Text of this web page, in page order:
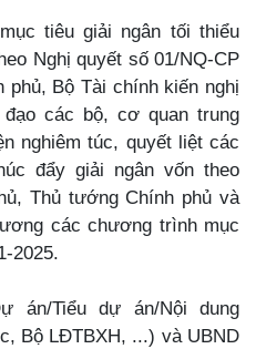
tiêu giải ngân tối thiểu
Nghị quyết số 01/NQ-CP
phủ, Bộ Tài chính kiến nghị
các bộ, cơ quan trung
nghiêm túc, quyết liệt các
đẩy giải ngân vốn theo
Thủ tướng Chính phủ và
các chương trình mục
2025.
án/Tiểu dự án/Nội dung
Bộ LĐTBXH, ...) và UBND